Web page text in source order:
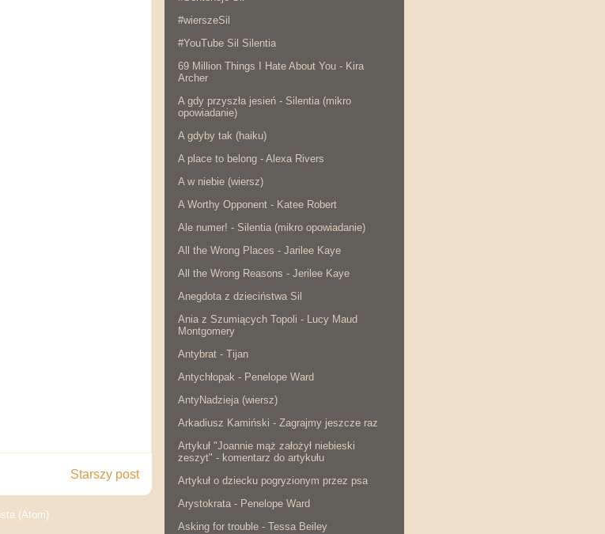
Starszy post
(Atom)
#wierszeSil
#YouTube Sil Silentia
69 Million Things I Hate About You - Kira
Archer
A gdy przyszła jesień - Silentia (mikro
opowiadanie)
A gdyby tak (haiku)
A place to belong - Alexa Rivers
A w niebie (wiersz)
A Worthy Opponent - Katee Robert
Ale numer! - Silentia (mikro opowiadanie)
All the Wrong Places - Jarilee Kaye
All the Wrong Reasons - Jerilee Kaye
Anegdota z dzieciństwa Sil
Ania z Szumiących Topoli - Lucy Maud
Montgomery
Antybrat - Tijan
Antychłopak - Penelope Ward
AntyNadzieja (wiersz)
Arkadiusz Kamiński - Zagrajmy jeszcze raz
Artykuł "Joannie mąż założył niebieski
zeszyt" - komentarz do artykułu
Artykuł o dziecku pogryzionym przez psa
Arystokrata - Penelope Ward
Asking for trouble - Tessa Beiley